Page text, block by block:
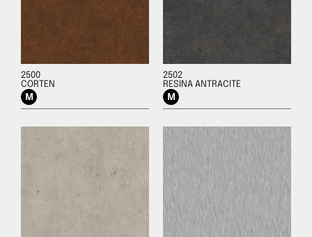
2500
CORTEN
2502
RESINA ANTRACITE